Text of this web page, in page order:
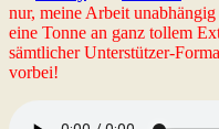
nur, meine Arbeit
eine Tonne an ganz tollem
sämtlicher Unterstützer-
vorbei!